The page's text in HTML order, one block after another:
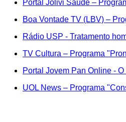
Portal Jolivi Saúde –
Boa Vontade TV (LBV) –
Rádio USP - Tratamento
TV Cultura – Programa
Portal Jovem Pan Online -
UOL News – Programa